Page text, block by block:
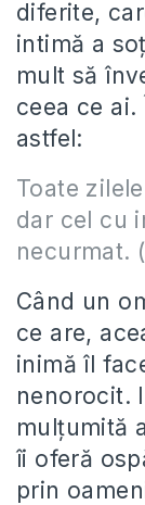
diferite,
intimă a
mult să
ceea ce
astfel:
Toate
dar cel cu
necurmat.
Când un
ce are,
inimă îl
nenorocit.
mulțumită
îi oferă
prin